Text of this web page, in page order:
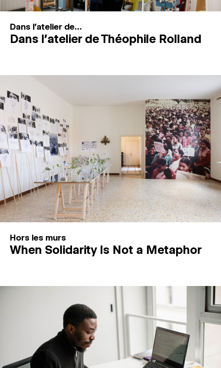
Dans l'atelier de...
Dans l’atelier de Théophile Rolland
Hors les murs
When Solidarity Is Not a Metaphor